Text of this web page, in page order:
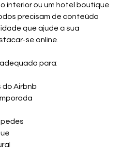
interior ou um hotel boutique
precisam de conteúdo
que ajude a sua
se online.
para:
do Airbnb